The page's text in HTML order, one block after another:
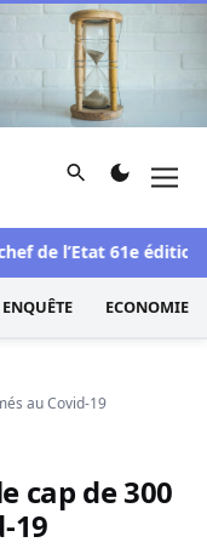
et d'investigation
Rechercher
de l’Etat 61e édition :
ENQUÊTE ECONOMIE
au Covid-19
cap de 300
19